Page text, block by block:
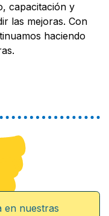
capacitación y
las mejoras. Con
haciendo
en nuestras